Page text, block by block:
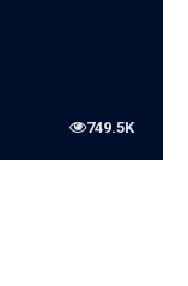
749.5K